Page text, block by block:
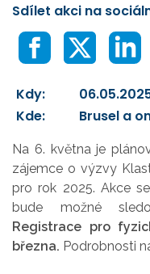
Sdílet akci na
Kdy:
Kde:
Brusel a
Na 6. května je
zájemce o výzvy
pro rok 2025. Akce
bude možné
Registrace pro
března. Podrobnosti